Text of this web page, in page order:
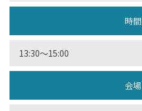
時間
13:30〜15:00
会場